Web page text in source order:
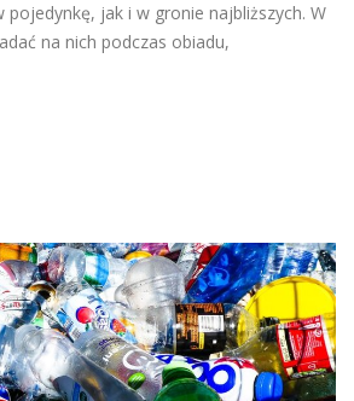
jak i w gronie najbliższych. W
na nich podczas obiadu,